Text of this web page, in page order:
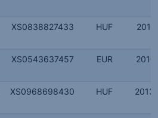
XS0838827433 HUF
XS0543637457 EUR
XS0968698430 HUF